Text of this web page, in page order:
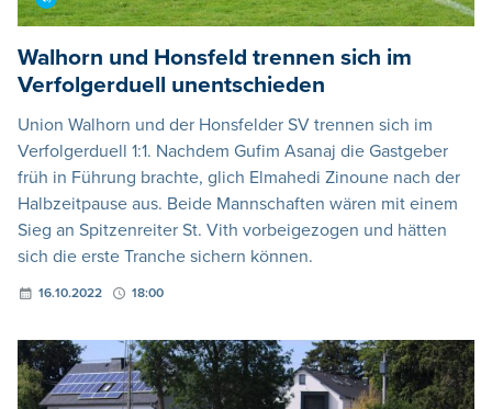
Walhorn und Honsfeld trennen sich im
Verfolgerduell unentschieden
Union Walhorn und der Honsfelder SV trennen sich im
Verfolgerduell 1:1. Nachdem Gufim Asanaj die Gastgeber
früh in Führung brachte, glich Elmahedi Zinoune nach der
Halbzeitpause aus. Beide Mannschaften wären mit einem
Sieg an Spitzenreiter St. Vith vorbeigezogen und hätten
sich die erste Tranche sichern können.
16.10.2022 18:00